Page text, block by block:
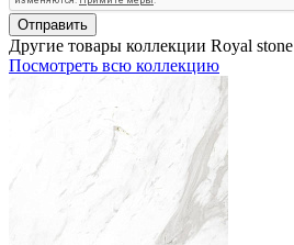
Отправить
Другие товары коллекции Royal stone
Посмотреть всю коллекцию